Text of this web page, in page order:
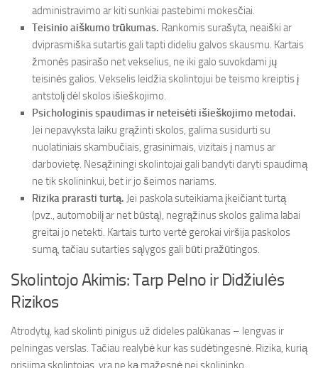
administravimo ar kiti sunkiai pastebimi mokesčiai.
Teisinio aiškumo trūkumas. Rankomis surašyta, neaiški ar
dviprasmiška sutartis gali tapti dideliu galvos skausmu. Kartais
žmonės pasirašo net vekselius, ne iki galo suvokdami jų
teisinės galios. Vekselis leidžia skolintojui be teismo kreiptis į
antstolį dėl skolos išieškojimo.
Psichologinis spaudimas ir neteisėti išieškojimo metodai.
Jei nepavyksta laiku grąžinti skolos, galima susidurti su
nuolatiniais skambučiais, grasinimais, vizitais į namus ar
darbovietę. Nesąžiningi skolintojai gali bandyti daryti spaudimą
ne tik skolininkui, bet ir jo šeimos nariams.
Rizika prarasti turtą. Jei paskola suteikiama įkeičiant turtą
(pvz., automobilį ar net būstą), negrąžinus skolos galima labai
greitai jo netekti. Kartais turto vertė gerokai viršija paskolos
sumą, tačiau sutarties sąlygos gali būti pražūtingos.
Skolintojo Akimis: Tarp Pelno ir Didžiulės
Rizikos
Atrodytų, kad skolinti pinigus už dideles palūkanas – lengvas ir
pelningas verslas. Tačiau realybė kur kas sudėtingesnė. Rizika, kurią
prisiima skolintojas, yra ne ką mažesnė nei skolininko.